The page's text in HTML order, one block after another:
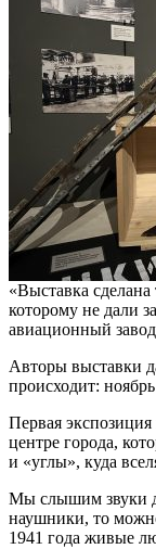
«Выставка сделана
которому не дали
авиационный завод
Авторы выставки
происходит:
Первая
центре города,
и «углы», куда
Мы слышим звуки
наушники, то
1941 года живые